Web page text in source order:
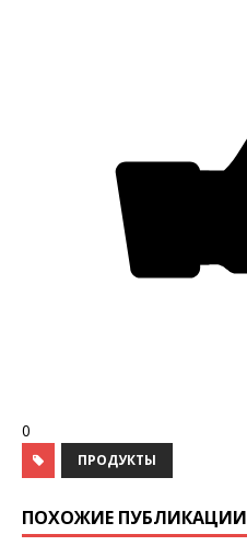
0
ПРОДУКТЫ
ПОХОЖИЕ ПУБЛИКАЦИИ